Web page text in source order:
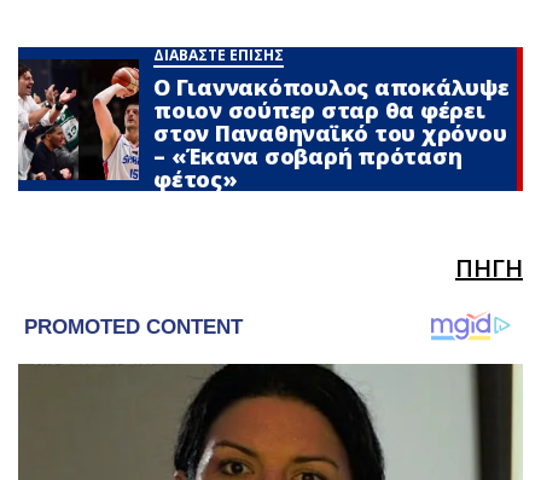
ΔΙΑΒΑΣΤΕ ΕΠΙΣΗΣ
O Γιαννακόπουλος αποκάλυψε
ποιον σούπερ σταρ θα φέρει
στον Παναθηναϊκό του χρόνου
– «Έκανα σοβαρή πρόταση
φέτος»
ΠΗΓΗ